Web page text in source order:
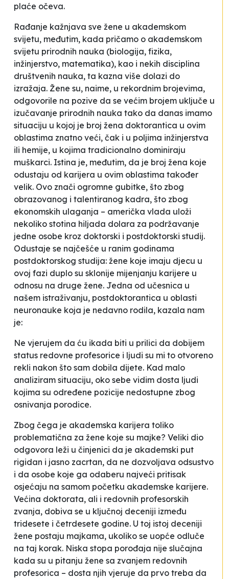
plaće očeva.
Rađanje kažnjava sve žene u akademskom
svijetu, međutim, kada pričamo o akademskom
svijetu prirodnih nauka (biologija, fizika,
inžinjerstvo, matematika), kao i nekih disciplina
društvenih nauka, ta kazna više dolazi do
izražaja. Žene su, naime, u rekordnim brojevima,
odgovorile na pozive da se većim brojem uključe u
izučavanje prirodnih nauka tako da danas imamo
situaciju u kojoj je broj žena doktorantica u ovim
oblastima znatno veći, čak i u poljima inžinjerstva
ili hemije, u kojima tradicionalno dominiraju
muškarci. Istina je, međutim, da je broj žena koje
odustaju od karijera u ovim oblastima također
velik. Ovo znači ogromne gubitke, što zbog
obrazovanog i talentiranog kadra, što zbog
ekonomskih ulaganja – američka vlada uloži
nekoliko stotina hiljada dolara za podržavanje
jedne osobe kroz doktorski i postdoktorski studij.
Odustaje se najčešće u ranim godinama
postdoktorskog studija: žene koje imaju djecu u
ovoj fazi duplo su sklonije mijenjanju karijere u
odnosu na druge žene. Jedna od učesnica u
našem istraživanju, postdoktorantica u oblasti
neuronauke koja je nedavno rodila, kazala nam
je:
Ne vjerujem da ću ikada biti u prilici da dobijem
status redovne profesorice i ljudi su mi to otvoreno
rekli nakon što sam dobila dijete. Kad malo
analiziram situaciju, oko sebe vidim dosta ljudi
kojima su određene pozicije nedostupne zbog
osnivanja porodice.
Zbog čega je akademska karijera toliko
problematična za žene koje su majke? Veliki dio
odgovora leži u činjenici da je akademski put
rigidan i jasno zacrtan, da ne dozvoljava odsustvo
i da osobe koje ga odaberu najveći pritisak
osjećaju na samom početku akademske karijere.
Većina doktorata, ali i redovnih profesorskih
zvanja, dobiva se u ključnoj deceniji između
tridesete i četrdesete godine. U toj istoj deceniji
žene postaju majkama, ukoliko se uopće odluče
na taj korak. Niska stopa porođaja nije slučajna
kada su u pitanju žene sa zvanjem redovnih
profesorica – dosta njih vjeruje da prvo treba da